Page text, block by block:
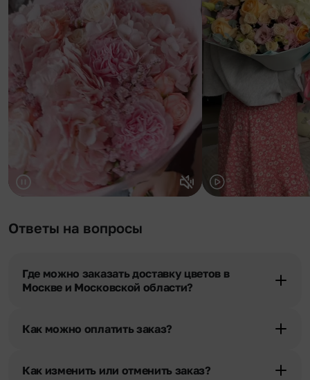
Ответы на вопросы
Где можно заказать доставку цветов в
Москве и Московской области?
Как можно оплатить заказ?
Наличными.
Как изменить или отменить заказ?